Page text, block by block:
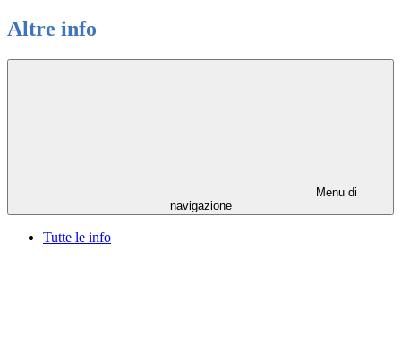
Altre info
Menu di
navigazione
Tutte le info